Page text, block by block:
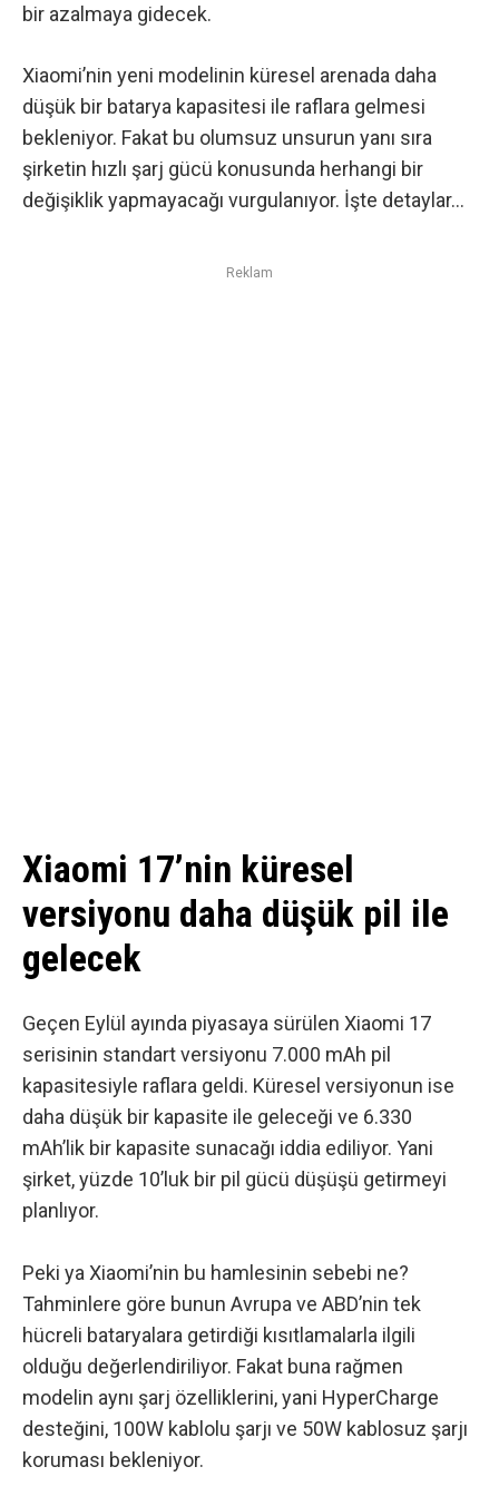
bir azalmaya gidecek.
Xiaomi’nin yeni modelinin küresel arenada daha
düşük bir batarya kapasitesi ile raflara gelmesi
bekleniyor. Fakat bu olumsuz unsurun yanı sıra
şirketin hızlı şarj gücü konusunda herhangi bir
değişiklik yapmayacağı vurgulanıyor. İşte detaylar…
Reklam
Xiaomi 17’nin küresel
versiyonu daha düşük pil ile
gelecek
Geçen Eylül ayında piyasaya sürülen Xiaomi 17
serisinin standart versiyonu 7.000 mAh pil
kapasitesiyle raflara geldi. Küresel versiyonun ise
daha düşük bir kapasite ile geleceği ve 6.330
mAh’lik bir kapasite sunacağı iddia ediliyor. Yani
şirket, yüzde 10’luk bir pil gücü düşüşü getirmeyi
planlıyor.
Peki ya Xiaomi’nin bu hamlesinin sebebi ne?
Tahminlere göre bunun Avrupa ve ABD’nin tek
hücreli bataryalara getirdiği kısıtlamalarla ilgili
olduğu değerlendiriliyor. Fakat buna rağmen
modelin aynı şarj özelliklerini, yani HyperCharge
desteğini, 100W kablolu şarjı ve 50W kablosuz şarjı
koruması bekleniyor.